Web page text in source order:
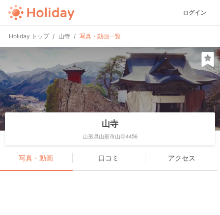
ログイン
Holiday トップ 山寺 写真・動画一覧
山寺
山形県山形市山寺4456
写真・動画 口コミ アクセス